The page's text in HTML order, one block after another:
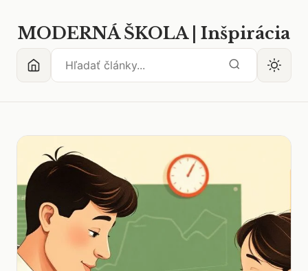
MODERNÁ ŠKOLA | Inšpirácia